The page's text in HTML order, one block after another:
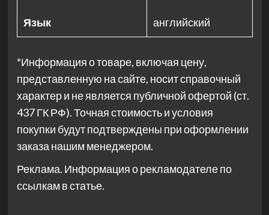
Язык английский
*Информация о товаре, включая цену,
представленную на сайте, носит справочный
характер и не является публичной офертой (ст.
437 ГК РФ). Точная стоимость и условия
покупки будут подтверждены при оформлении
заказа нашим менеджером.
Реклама. Информация о рекламодателе по
ссылкам в статье.